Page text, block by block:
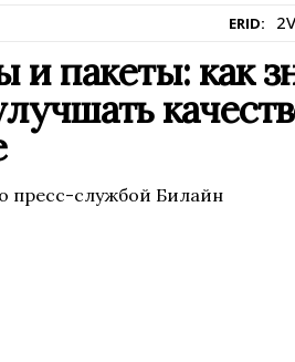
ERID:
и пакеты: как